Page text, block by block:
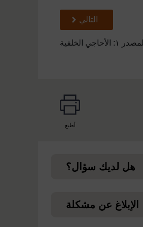
تالي
التالي
المصدر ١: الأحاجي الخلفية
أطبع
هل لديك سؤال؟
الإبلاغ عن مشكلة